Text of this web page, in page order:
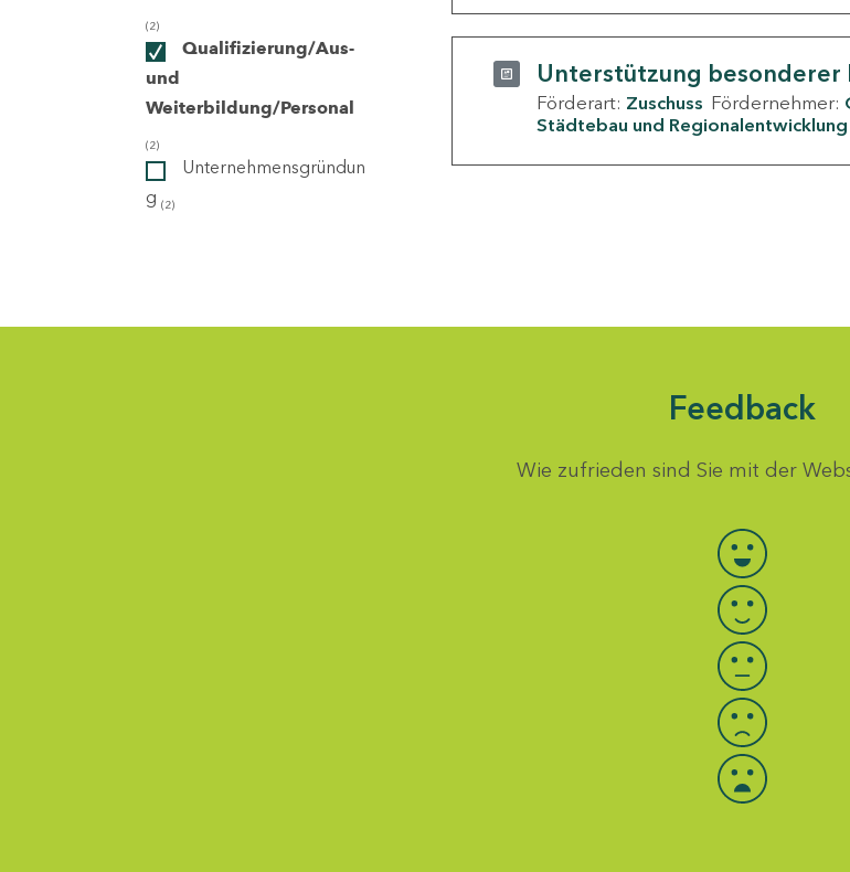
(2)
Qualifizierung/Aus-
und
Weiterbildung/Personal
(2)
Unternehmensgründun
g (2)
Unterstützung
Förderart: Zuschuss Fördernehmer:
Städtebau und Regionalentwicklung
Feedback
Wie zufrieden sind Sie mit der
Bewertung